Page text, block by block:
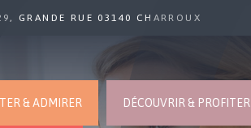
GRANDE RUE 03140 CHARROUX
& ADMIRER DÉCOUVRIR & PROFITER